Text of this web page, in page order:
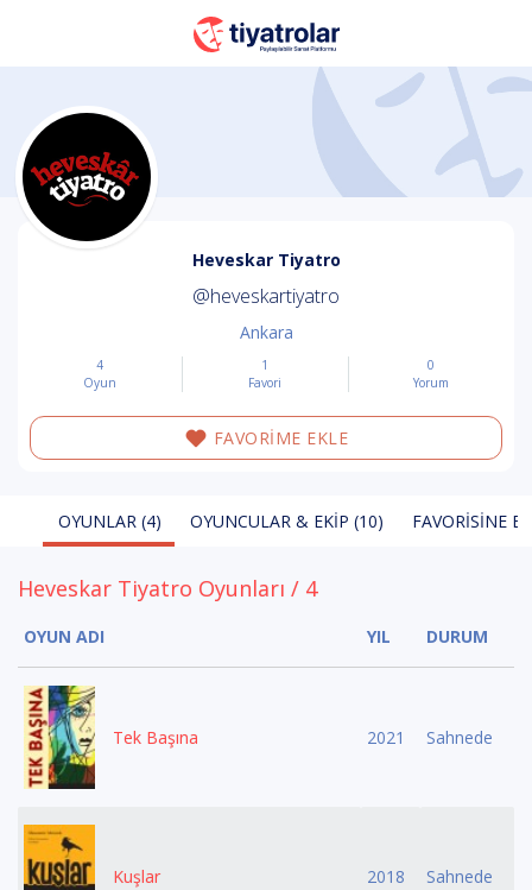
Heveskar Tiyatro
@heveskartiyatro
Ankara
4
Oyun
1
Favori
0
Yorum
FAVORİME EKLE
OYUNLAR (4) OYUNCULAR & EKIP (10) FAVORISINE
Heveskar Tiyatro Oyunları / 4
OYUN ADI YIL DURUM
Tek Başına 2021 Sahnede
Kuşlar 2018 Sahnede